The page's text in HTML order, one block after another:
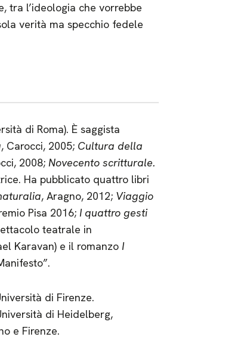
tra l’ideologia che vorrebbe
verità ma specchio fedele
di Roma). È saggista
, Carocci, 2005; Cultura della
2008; Novecento scritturale.
Ha pubblicato quattro libri
, Aragno, 2012; Viaggio
Pisa 2016; I quattro gesti
teatrale in
Karavan) e il romanzo I
di Firenze.
di Heidelberg,
e Firenze.